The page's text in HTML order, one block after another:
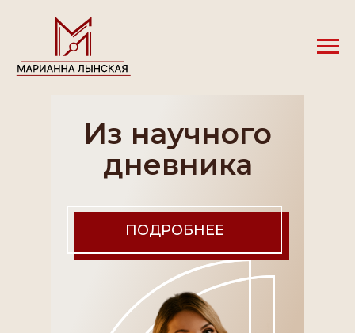
ПОДРОБНЕЕ
Из научного
дневника